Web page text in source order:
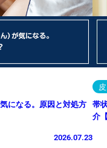
になる。原因と対処方
2026.07.23
帯
介